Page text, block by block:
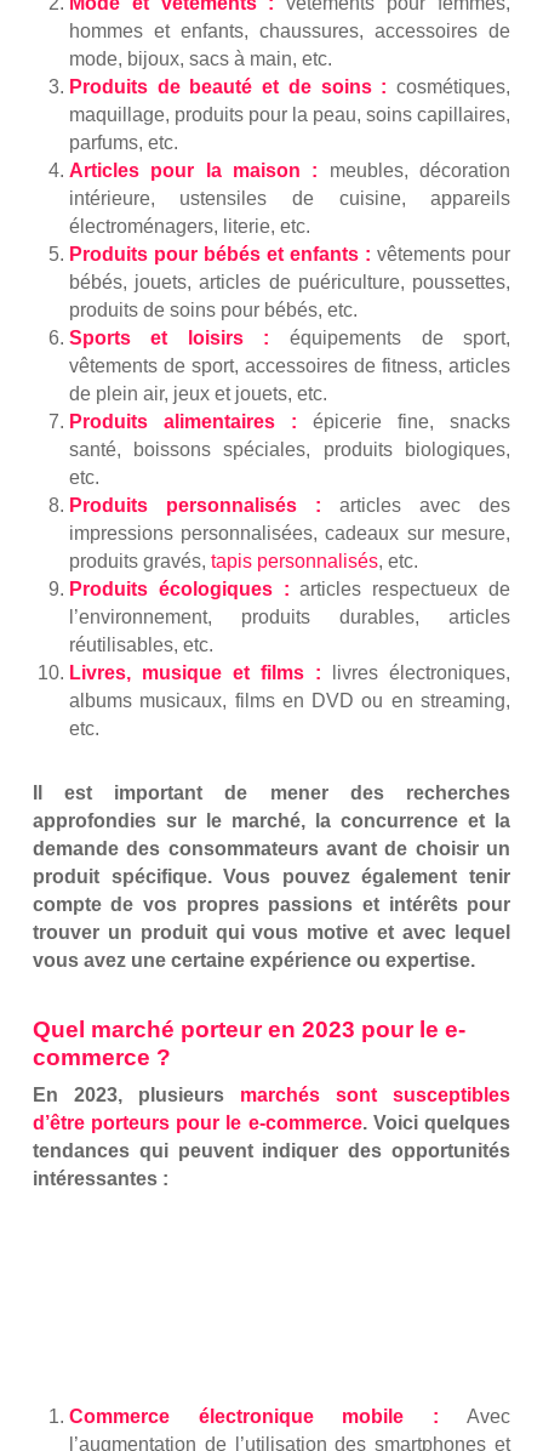
hommes et enfants, chaussures, accessoires de
mode, bijoux, sacs à main, etc.
Produits de beauté et de soins : cosmétiques,
maquillage, produits pour la peau, soins capillaires,
parfums, etc.
Articles pour la maison : meubles, décoration
intérieure, ustensiles de cuisine, appareils
électroménagers, literie, etc.
Produits pour bébés et enfants : vêtements pour
bébés, jouets, articles de puériculture, poussettes,
produits de soins pour bébés, etc.
Sports et loisirs : équipements de sport,
vêtements de sport, accessoires de fitness, articles
de plein air, jeux et jouets, etc.
Produits alimentaires : épicerie fine, snacks
santé, boissons spéciales, produits biologiques,
etc.
Produits personnalisés : articles avec des
impressions personnalisées, cadeaux sur mesure,
produits gravés, tapis personnalisés, etc.
Produits écologiques : articles respectueux de
l’environnement, produits durables, articles
réutilisables, etc.
Livres, musique et films : livres électroniques,
albums musicaux, films en DVD ou en streaming,
etc.
Il est important de mener des recherches
approfondies sur le marché, la concurrence et la
demande des consommateurs avant de choisir un
produit spécifique. Vous pouvez également tenir
compte de vos propres passions et intérêts pour
trouver un produit qui vous motive et avec lequel
vous avez une certaine expérience ou expertise.
Quel marché porteur en 2023 pour le e-
commerce ?
En 2023, plusieurs marchés sont susceptibles
d’être porteurs pour le e-commerce. Voici quelques
tendances qui peuvent indiquer des opportunités
intéressantes :
Commerce électronique mobile : Avec
l’augmentation de l’utilisation des smartphones et